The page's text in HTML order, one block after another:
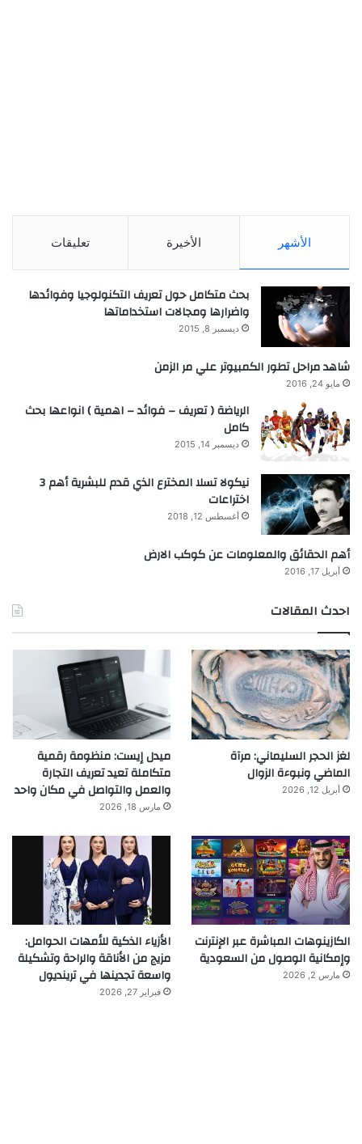
الأشهر الأخيرة تعليقات
بحث متكامل حول تعريف التكنولوجيا وفوائدها
واضرارها ومجالات استخداماتها
ديسمبر 8, 2015
شاهد مراحل تطور الكمبيوتر علي مر الزمن
مايو 24, 2016
الرياضة ( تعريف – فوائد – اهمية ) انواعها بحث
كامل
ديسمبر 14, 2015
نيكولا تسلا المخترع الذي قدم للبشرية أهم 3
اختراعات
أغسطس 12, 2018
أهم الحقائق والمعلومات عن كوكب الارض
أبريل 17, 2016
احدث المقالات
لغز الحجر السليماني: مرآة
الماضي ونبوءة الزوال
أبريل 12, 2026
ميدل إيست: منظومة رقمية
متكاملة تعيد تعريف التجارة
والعمل والتواصل في مكان واحد
مارس 18, 2026
الكازينوهات المباشرة عبر الإنترنت
وإمكانية الوصول من السعودية
مارس 2, 2026
الأزياء الذكية للأمهات الحوامل:
مزيج من الأناقة والراحة وتشكيلة
واسعة تجدينها في ترينديول
فبراير 27, 2026